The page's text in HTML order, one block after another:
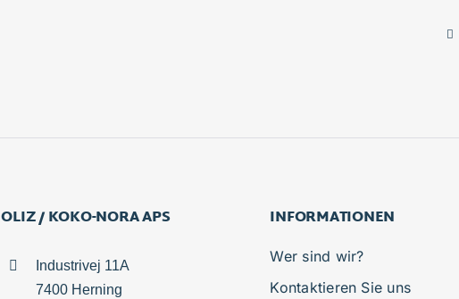
OLIZ / KOKO-NORA APS
Industrivej 11A
7400 Herning
INFORMATIONEN
Wer sind wir?
Kontaktieren Sie uns